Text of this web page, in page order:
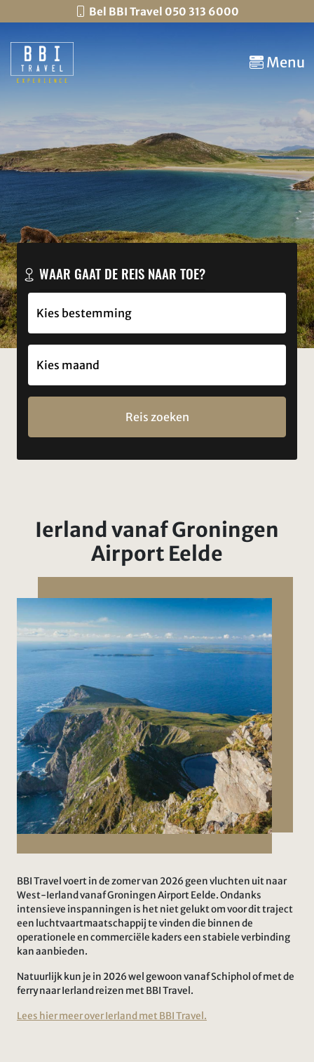
Bel BBI Travel 050 313 6000
Menu
WAAR GAAT DE REIS NAAR TOE?
Reis zoeken
Ierland vanaf Groningen
Airport Eelde
BBI Travel voert in de zomer van 2026 geen vluchten uit naar
West-Ierland vanaf Groningen Airport Eelde. Ondanks
intensieve inspanningen is het niet gelukt om voor dit traject
een luchtvaartmaatschappij te vinden die binnen de
operationele en commerciële kaders een stabiele verbinding
kan aanbieden.
Natuurlijk kun je in 2026 wel gewoon vanaf Schiphol of met de
ferry naar Ierland reizen met BBI Travel.
Lees hier meer over Ierland met BBI Travel.